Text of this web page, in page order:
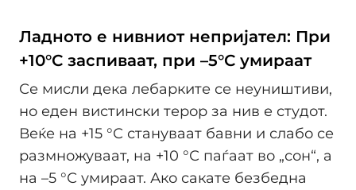
Ладното е нивниот непријател: При
+10°С заспиваат, при –5°С умираат
Се мисли дека лебарките се неуништиви,
но еден вистински терор за нив е студот.
Веќе на +15 °С стануваат бавни и слабо се
размножуваат, на +10 °С паѓаат во „сон“, а
на –5 °С умираат. Ако сакате безбедна